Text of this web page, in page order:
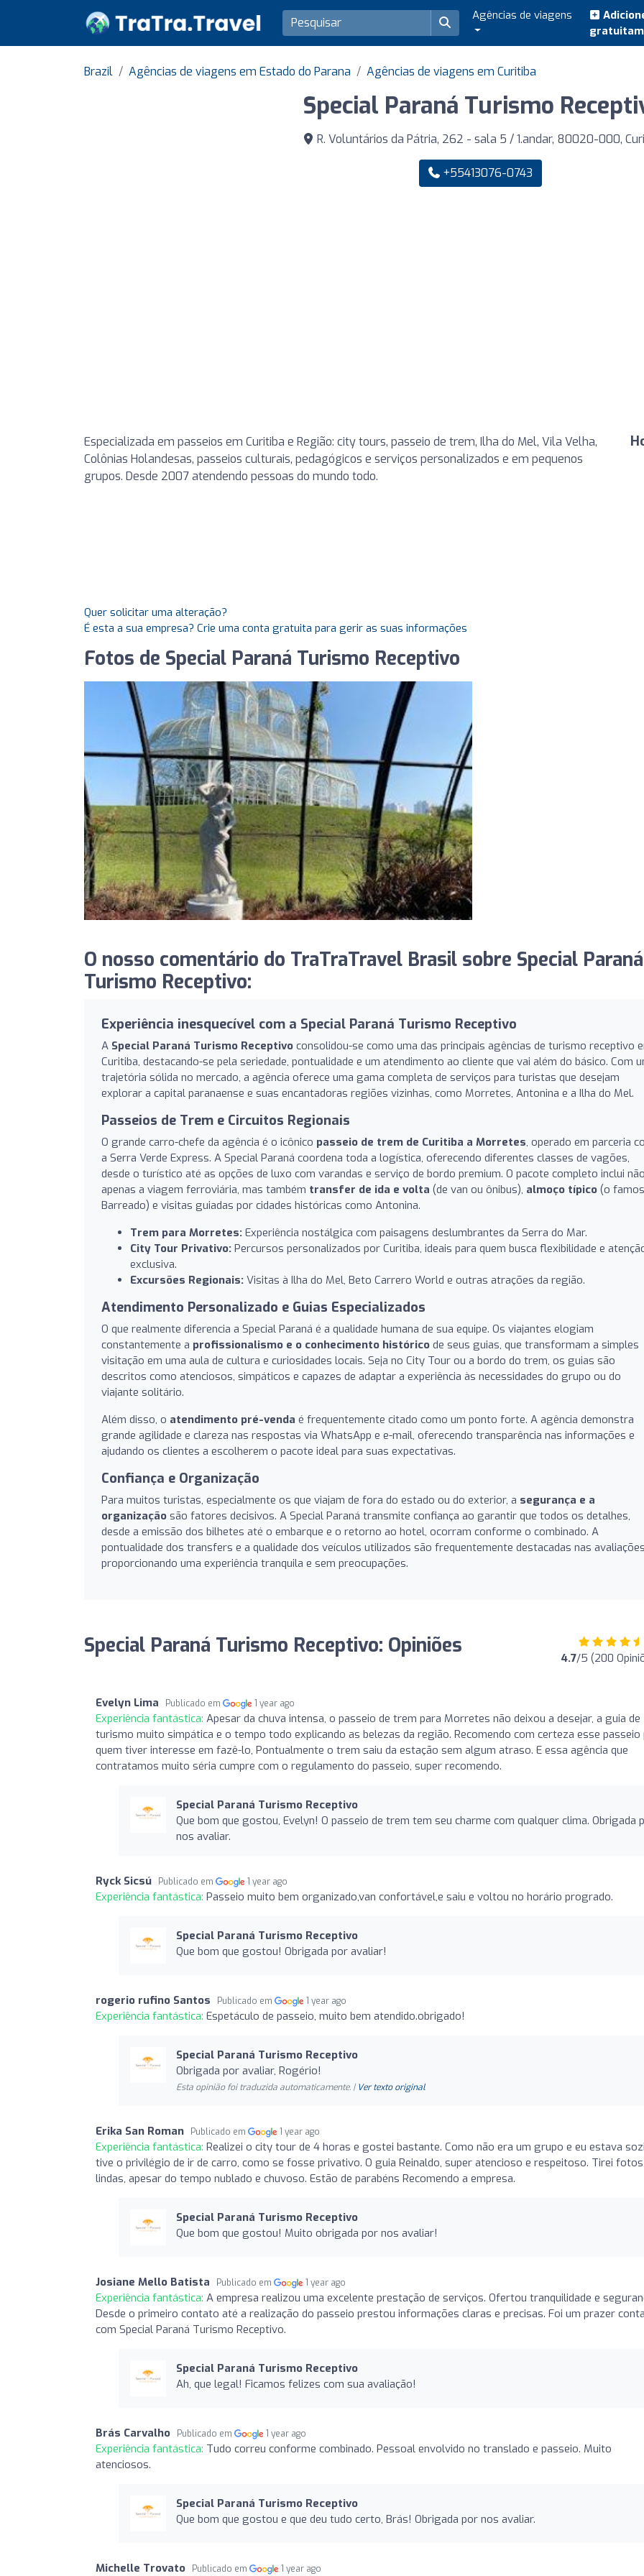
Agências de viagens
Brazil Agências de viagens em Estado do Parana Agências de viagens em Curitiba
Special Paraná Turismo
R. Voluntários da Pátria, 262 - sala 5 / 1.andar, 80020-000,
+55413076-0743
Especializada em passeios em Curitiba e Região: city tours, passeio de trem, Ilha do Mel, Vila Velha,
Colônias Holandesas, passeios culturais, pedagógicos e serviços personalizados e em pequenos
grupos. Desde 2007 atendendo pessoas do mundo todo.
Quer solicitar uma alteração?
É esta a sua empresa? Crie uma conta gratuita para gerir as suas informações
Fotos de Special Paraná Turismo Receptivo
O nosso comentário do TraTraTravel Brasil sobre Special Paraná
Turismo Receptivo:
Experiência inesquecível com a Special Paraná Turismo Receptivo
A Special Paraná Turismo Receptivo consolidou-se como uma das principais agências de turismo receptivo
Curitiba, destacando-se pela seriedade, pontualidade e um atendimento ao cliente que vai além do básico. Com
trajetória sólida no mercado, a agência oferece uma gama completa de serviços para turistas que desejam
explorar a capital paranaense e suas encantadoras regiões vizinhas, como Morretes, Antonina e a Ilha do Mel.
Passeios de Trem e Circuitos Regionais
O grande carro-chefe da agência é o icônico passeio de trem de Curitiba a Morretes, operado em parceria
a Serra Verde Express. A Special Paraná coordena toda a logística, oferecendo diferentes classes de vagões,
desde o turístico até as opções de luxo com varandas e serviço de bordo premium. O pacote completo inclui não
apenas a viagem ferroviária, mas também transfer de ida e volta (de van ou ônibus), almoço típico (o
Barreado) e visitas guiadas por cidades históricas como Antonina.
Trem para Morretes: Experiência nostálgica com paisagens deslumbrantes da Serra do Mar.
City Tour Privativo: Percursos personalizados por Curitiba, ideais para quem busca flexibilidade e
exclusiva.
Excursões Regionais: Visitas à Ilha do Mel, Beto Carrero World e outras atrações da região.
Atendimento Personalizado e Guias Especializados
O que realmente diferencia a Special Paraná é a qualidade humana de sua equipe. Os viajantes elogiam
constantemente a profissionalismo e o conhecimento histórico de seus guias, que transformam a simples
visitação em uma aula de cultura e curiosidades locais. Seja no City Tour ou a bordo do trem, os guias são
descritos como atenciosos, simpáticos e capazes de adaptar a experiência às necessidades do grupo ou do
viajante solitário.
Além disso, o atendimento pré-venda é frequentemente citado como um ponto forte. A agência demonstra
grande agilidade e clareza nas respostas via WhatsApp e e-mail, oferecendo transparência nas informações e
ajudando os clientes a escolherem o pacote ideal para suas expectativas.
Confiança e Organização
Para muitos turistas, especialmente os que viajam de fora do estado ou do exterior, a segurança e a
organização são fatores decisivos. A Special Paraná transmite confiança ao garantir que todos os detalhes,
desde a emissão dos bilhetes até o embarque e o retorno ao hotel, ocorram conforme o combinado. A
pontualidade dos transfers e a qualidade dos veículos utilizados são frequentemente destacadas nas
proporcionando uma experiência tranquila e sem preocupações.
Special Paraná Turismo Receptivo: Opiniões 4.7/5 (200
Evelyn Lima Publicado em 1 year ago
Experiência fantástica: Apesar da chuva intensa, o passeio de trem para Morretes não deixou a desejar, a guia de
turismo muito simpática e o tempo todo explicando as belezas da região. Recomendo com certeza esse passeio
quem tiver interesse em fazê-lo, Pontualmente o trem saiu da estação sem algum atraso. E essa agência que
contratamos muito séria cumpre com o regulamento do passeio, super recomendo.
Special Paraná Turismo Receptivo
Que bom que gostou, Evelyn! O passeio de trem tem seu charme com qualquer clima. Obrigada
nos avaliar.
Ryck Sicsú Publicado em 1 year ago
Experiência fantástica: Passeio muito bem organizado,van confortável,e saiu e voltou no horário progrado.
Special Paraná Turismo Receptivo
Que bom que gostou! Obrigada por avaliar!
rogerio rufino Santos Publicado em 1 year ago
Experiência fantástica: Espetáculo de passeio, muito bem atendido.obrigado!
Special Paraná Turismo Receptivo
Obrigada por avaliar, Rogério!
Esta opinião foi traduzida automaticamente. | Ver texto original
Erika San Roman Publicado em 1 year ago
Experiência fantástica: Realizei o city tour de 4 horas e gostei bastante. Como não era um grupo e eu estava
tive o privilégio de ir de carro, como se fosse privativo. O guia Reinaldo, super atencioso e respeitoso. Tirei fotos
lindas, apesar do tempo nublado e chuvoso. Estão de parabéns Recomendo a empresa.
Special Paraná Turismo Receptivo
Que bom que gostou! Muito obrigada por nos avaliar!
Josiane Mello Batista Publicado em 1 year ago
Experiência fantástica: A empresa realizou uma excelente prestação de serviços. Ofertou tranquilidade e
Desde o primeiro contato até a realização do passeio prestou informações claras e precisas. Foi um prazer
com Special Paraná Turismo Receptivo.
Special Paraná Turismo Receptivo
Ah, que legal! Ficamos felizes com sua avaliação!
Brás Carvalho Publicado em 1 year ago
Experiência fantástica: Tudo correu conforme combinado. Pessoal envolvido no translado e passeio. Muito
atenciosos.
Special Paraná Turismo Receptivo
Que bom que gostou e que deu tudo certo, Brás! Obrigada por nos avaliar.
Michelle Trovato Publicado em 1 year ago